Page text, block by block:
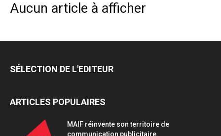
Aucun article à afficher
SÉLECTION DE L'EDITEUR
ARTICLES POPULAIRES
MAIF réinvente son territoire de
communication publicitaire